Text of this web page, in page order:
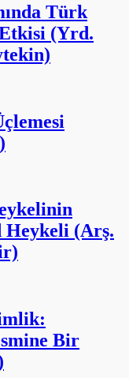
Türk
Etkisi (Yrd.
Heykeli (Arş.
Bir